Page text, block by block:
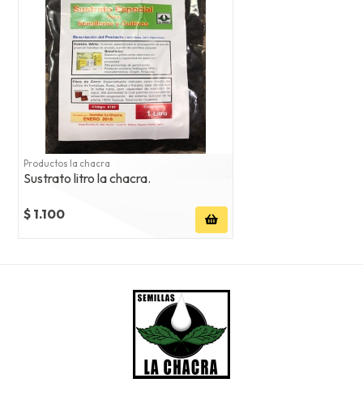
Productos la chacra
Sustrato litro la chacra.
$ 1.100